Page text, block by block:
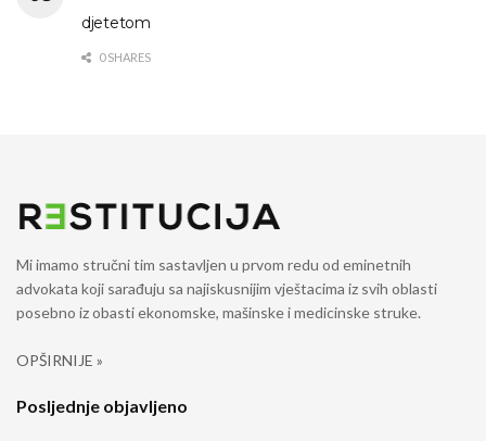
djetetom
0 SHARES
Mi imamo stručni tim sastavljen u prvom redu od eminetnih
advokata koji sarađuju sa najiskusnijim vještacima iz svih oblasti
posebno iz obasti ekonomske, mašinske i medicinske struke.
OPŠIRNIJE »
Posljednje objavljeno